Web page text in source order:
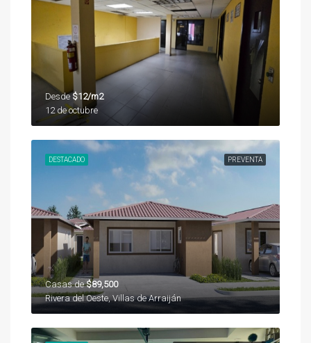
Desde$12/m2
12 de octubre
PREVENTA
DESTACADO
Casas de$89,500
Rivera del Oeste, Villas de Arraiján